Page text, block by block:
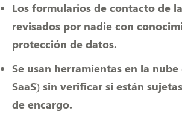
Los formularios de contacto de
revisados por nadie con
protección de datos.
Se usan herramientas en la
SaaS) sin verificar si están
de encargo.